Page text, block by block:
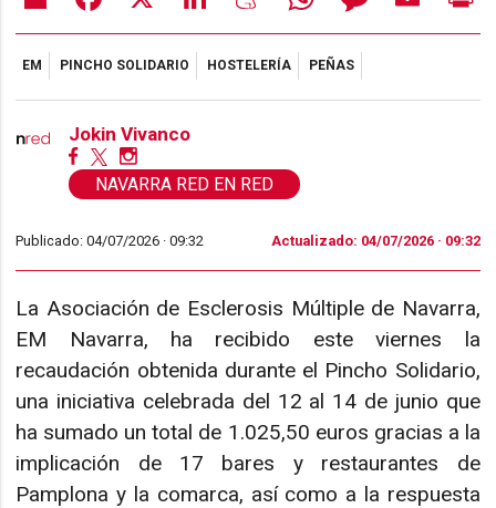
EM PINCHO SOLIDARIO HOSTELERÍA PEÑAS
Jokin Vivanco
NAVARRA RED EN RED
Publicado: 04/07/2026 ·09:32 Actualizado: 04/07/2026 · 09:32
La Asociación de Esclerosis Múltiple de Navarra,
EM Navarra, ha recibido este viernes la
recaudación obtenida durante el Pincho Solidario,
una iniciativa celebrada del 12 al 14 de junio que
ha sumado un total de 1.025,50 euros gracias a la
implicación de 17 bares y restaurantes de
Pamplona y la comarca, así como a la respuesta